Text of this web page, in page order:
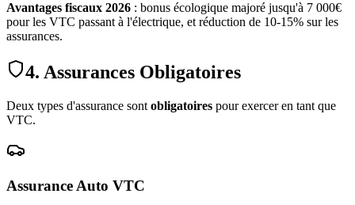
Avantages fiscaux 2026 : bonus écologique majoré jusqu'à 7 000€
pour les VTC passant à l'électrique, et réduction de 10-15% sur les
assurances.
4. Assurances Obligatoires
Deux types d'assurance sont obligatoires pour exercer en tant que
VTC.
Assurance Auto VTC